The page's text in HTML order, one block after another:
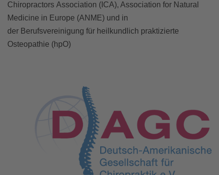
Chiropractors Association (ICA), Association for Natural
Medicine in Europe (ANME) und in
der Berufsvereinigung für heilkundlich praktizierte
Osteopathie (hpO)